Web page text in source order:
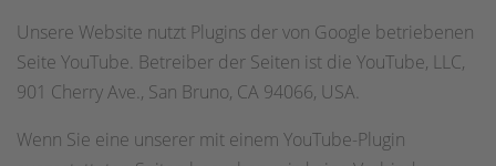
Unsere Website nutzt Plugins der von Google betriebenen
Seite YouTube. Betreiber der Seiten ist die YouTube, LLC,
901 Cherry Ave., San Bruno, CA 94066, USA.
Wenn Sie eine unserer mit einem YouTube-Plugin